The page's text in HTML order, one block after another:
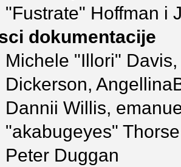
"Fustrate" Hoffman i
dokumentacije
Michele "Illori"
Dickerson,
Dannii Willis,
"akabugeyes"
Peter Duggan